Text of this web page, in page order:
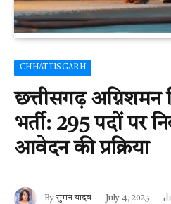
CHHATTISGARH
छत्तीसगढ़ अग्निशमन
भर्ती: 295 पदों पर
आवेदन की प्रक्रिया
By सुमन यादव July 4, 2025